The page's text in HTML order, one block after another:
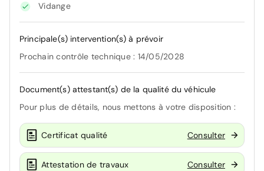
Vidange
Principale(s) intervention(s) à prévoir
Prochain contrôle technique : 14/05/2028
Document(s) attestant(s) de la qualité du véhicule
Pour plus de détails, nous mettons à votre disposition :
Certificat qualité Consulter
Attestation de travaux Consulter